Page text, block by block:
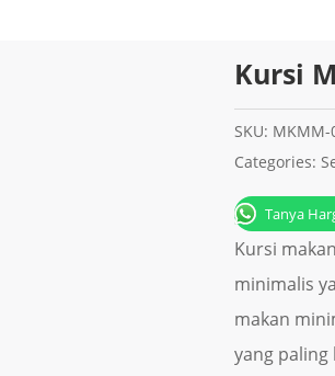
Kursi
SKU: MKMM-
Categories:
Tanya
Kursi
minimalis
makan
уаng